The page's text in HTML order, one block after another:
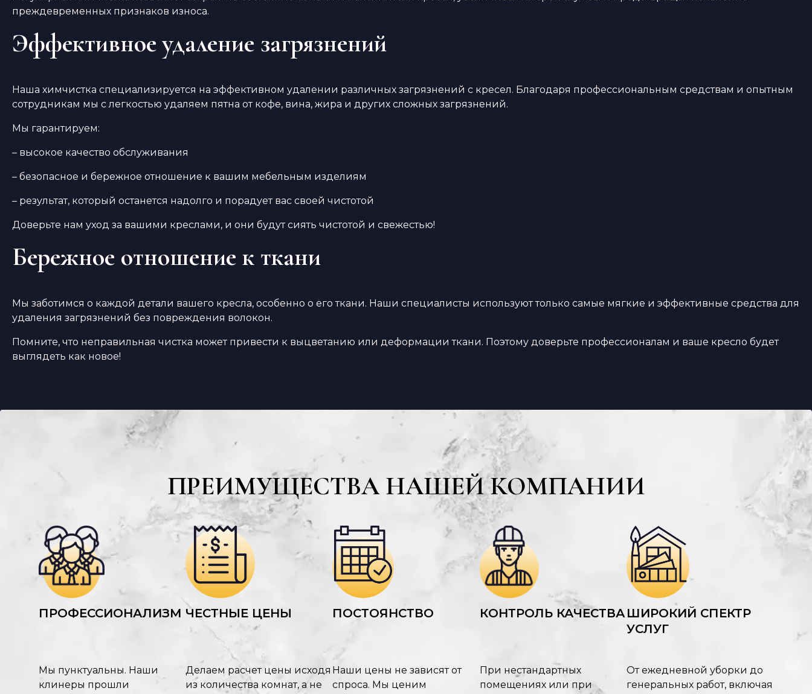
преждевременных признаков износа.
Эффективное удаление загрязнений
Наша химчистка специализируется на эффективном удалении различных загрязнений с кресел. Благодаря профессиональным средствам и опытным
сотрудникам мы с легкостью удаляем пятна от кофе, вина, жира и других сложных загрязнений.
Мы гарантируем:
– высокое качество обслуживания
– безопасное и бережное отношение к вашим мебельным изделиям
– результат, который останется надолго и порадует вас своей чистотой
Доверьте нам уход за вашими креслами, и они будут сиять чистотой и свежестью!
Бережное отношение к ткани
Мы заботимся о каждой детали вашего кресла, особенно о его ткани. Наши специалисты используют только самые мягкие и эффективные средства для
удаления загрязнений без повреждения волокон.
Помните, что неправильная чистка может привести к выцветанию или деформации ткани. Поэтому доверьте профессионалам и ваше кресло будет
выглядеть как новое!
ПРЕИМУЩЕСТВА НАШЕЙ КОМПАНИИ
ПРОФЕССИОНАЛИЗМ
Мы пунктуальны. Наши
клинеры прошли
ЧЕСТНЫЕ ЦЕНЫ
Делаем расчет цены исходя
из количества комнат, а не
ПОСТОЯНСТВО
Наши цены не зависят от
спроса. Мы ценим
КОНТРОЛЬ КАЧЕСТВА
При нестандартных
помещениях или при
ШИРОКИЙ СПЕКТР
УСЛУГ
От ежедневной уборки до
генеральных работ, включая